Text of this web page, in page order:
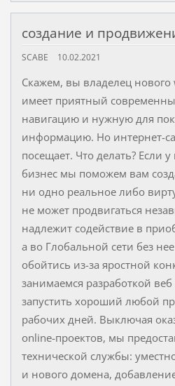
создание и
SCABE 10.02.2021
Скажем, вы владелец нового
имеет приятный
навигацию и нужную для
информацию. Но интернет-
посещает. Что делать? Если
бизнес мы поможем вам
ни одно реальное либо
не может продвигаться
надлежит содействие в
а во Глобальной сети без
обойтись из-за яростной
занимаемся разработкой
запустить хороший любой
рабочих дней. Выключая
online-проектов, мы
технической службы:
и нового домена,